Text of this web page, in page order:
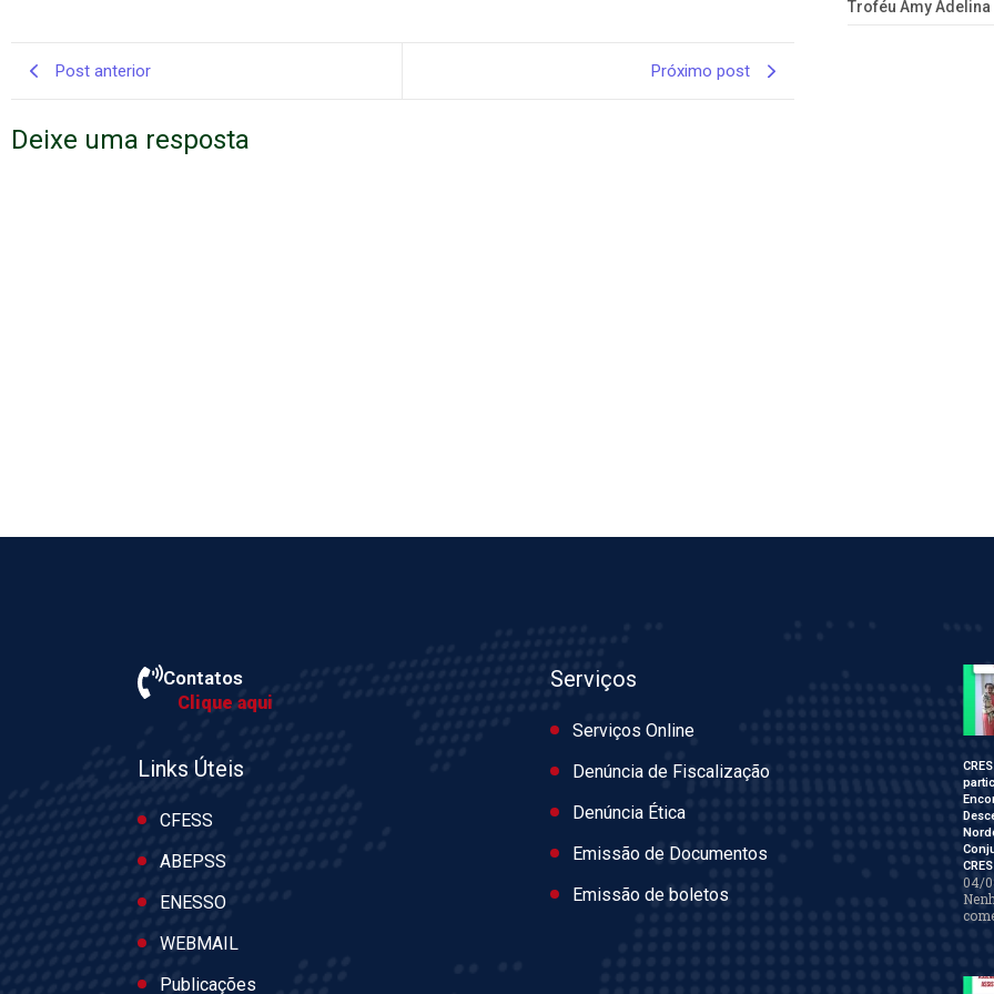
Troféu Amy Adelina
Post anterior Próximo post
Deixe uma resposta
Contatos
Clique aqui
Links Úteis
CFESS
ABEPSS
ENESSO
WEBMAIL
Publicações
Serviços
Serviços Online
Denúncia de Fiscalização
Denúncia Ética
Emissão de Documentos
Emissão de boletos
04/